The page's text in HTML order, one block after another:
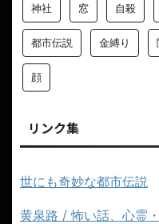
神社 窓 自殺
都市伝説 金縛り
顔
リンク集
世にも奇妙な都市伝説
黄泉路 / 怖い話、心霊